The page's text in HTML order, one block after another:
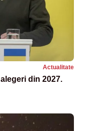
Actualitate
din 2027.